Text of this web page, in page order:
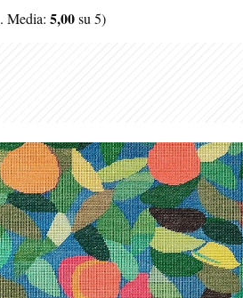
. Media: 5,00su 5)